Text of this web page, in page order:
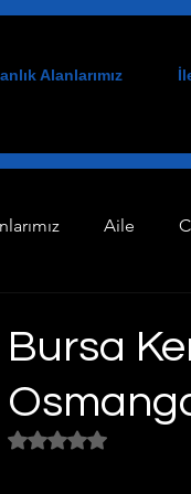
Alanlarımız
Aile
Alanlarımız Bilişim
Bursa
5 üzerinden NaN